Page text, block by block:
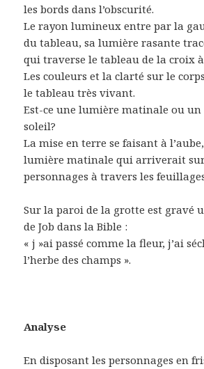
les bords dans l’obscurité.
Le rayon lumineux entre par la
du tableau, sa lumière rasante
qui traverse le tableau de la croix
Les couleurs et la clarté sur le
le tableau très vivant.
Est-ce une lumière matinale ou un
soleil?
La mise en terre se faisant à
lumière matinale qui arriverait
personnages à travers les
Sur la paroi de la grotte est gravé
de Job dans la Bible :
« j »ai passé comme la fleur, j’ai
l’herbe des champs ».
Analyse
En disposant les personnages en